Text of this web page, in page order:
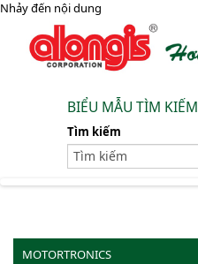
Nhảy đến nội dung
BIỂU MẪU TÌM KIẾM
Tìm kiếm
MOTORTRONICS